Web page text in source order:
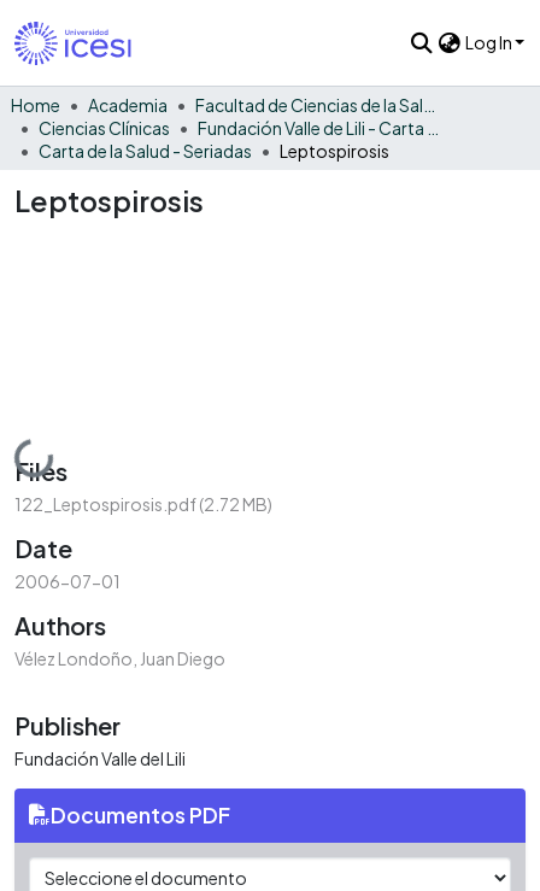
Log In
Home Academia
Ciencias Clínicas
Carta de la Salud - Seriadas
Leptospirosis
Leptospirosis
Loading...
Files
122_Leptospirosis.pdf(2.72 MB)
Date
2006-07-01
Authors
Vélez Londoño, Juan Diego
Publisher
Fundación Valle del Lili
Documentos PDF